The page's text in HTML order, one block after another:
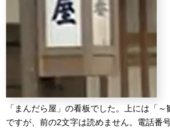
「まんだら屋」の看板でした。上には「
ですが、前の2文字は読めません。電話番